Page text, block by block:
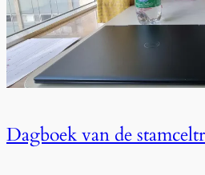
Dagboek van de